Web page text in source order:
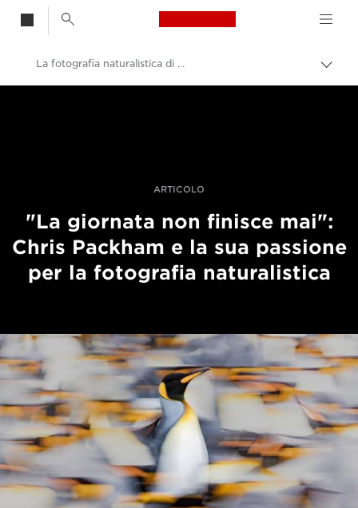
Canon Logo, back
La fotografia naturalistica di Chris Packham
ARTICOLO
"La giornata non finisce mai":
Chris Packham e la sua passione
per la fotografia naturalistica